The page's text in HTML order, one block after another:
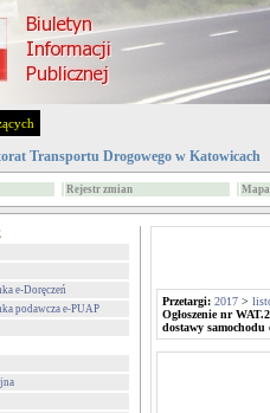
Transportu Drogowego w Katowicach
Rejestr zmian
e-Doręczeń
podawcza e-PUAP
Przetargi: 2017 >
Ogłoszenie nr
dostawy samochodu